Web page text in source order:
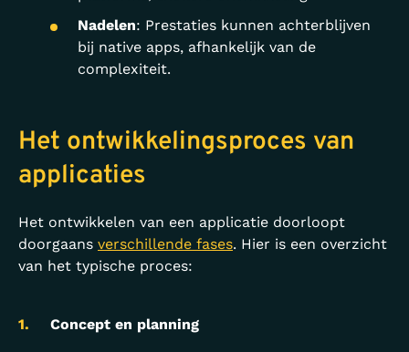
Nadelen: Prestaties kunnen achterblijven
bij native apps, afhankelijk van de
complexiteit.
Het ontwikkelingsproces van
applicaties
Het ontwikkelen van een applicatie doorloopt
doorgaans verschillende fases. Hier is een overzicht
van het typische proces:
Concept en planning